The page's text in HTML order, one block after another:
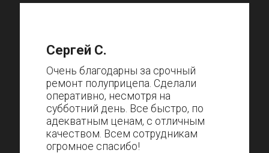
Сергей С.
Очень благодарны за срочный
ремонт полуприцепа. Сделали
оперативно, несмотря на
субботний день. Все быстро, по
адекватным ценам, с отличным
качеством. Всем сотрудникам
огромное спасибо!